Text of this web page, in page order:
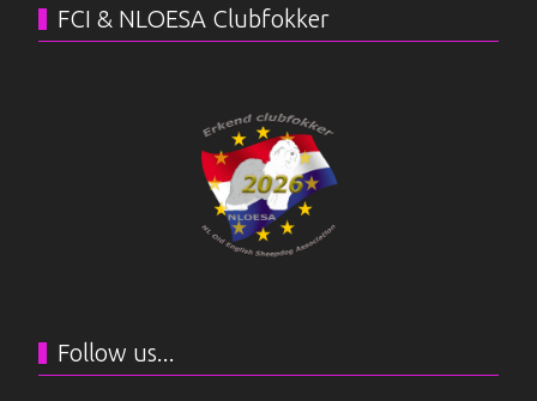
FCI & NLOESA Clubfokker
Follow us...